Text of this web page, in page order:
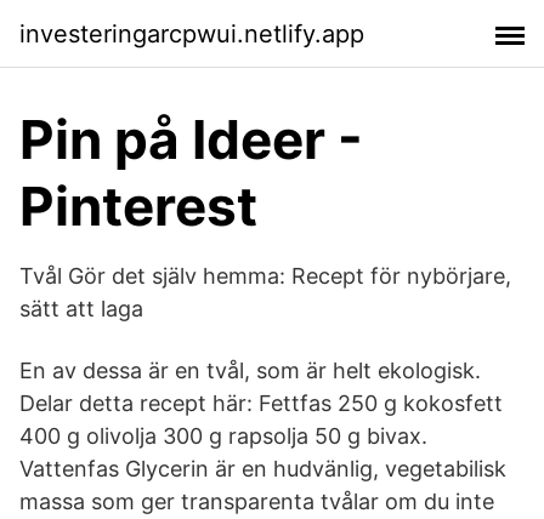
investeringarcpwui.netlify.app
Pin på Ideer -
Pinterest
Tvål Gör det själv hemma: Recept för nybörjare,
sätt att laga
En av dessa är en tvål, som är helt ekologisk.
Delar detta recept här: Fettfas 250 g kokosfett
400 g olivolja 300 g rapsolja 50 g bivax.
Vattenfas Glycerin är en hudvänlig, vegetabilisk
massa som ger transparenta tvålar om du inte